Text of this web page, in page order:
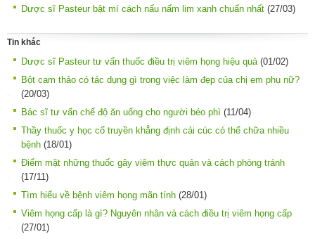
Dược sĩ Pasteur bật mí cách nấu nấm lim xanh chuẩn nhất (27/03)
Tin khác
Dược sĩ Pasteur tư vấn thuốc điều trị viêm họng hiệu quả (01/02)
Bột cam thảo có tác dụng gì trong việc làm đẹp của chị em phụ nữ?
(20/03)
Bác sĩ tư vấn chế độ ăn uống cho người béo phì (11/04)
Thầy thuốc y học cổ truyền khẳng định cải cúc có thể chữa nhiều
bệnh (18/01)
Điểm mặt những thuốc gây viêm thực quản và cách phòng tránh
(17/11)
Tìm hiểu về bệnh viêm họng mãn tính (28/01)
Viêm họng cấp là gì? Nguyên nhân và cách điều trị viêm họng cấp
(27/01)